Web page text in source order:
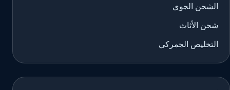
الشحن الجوي
شحن الأثاث
التخليص الجمركي